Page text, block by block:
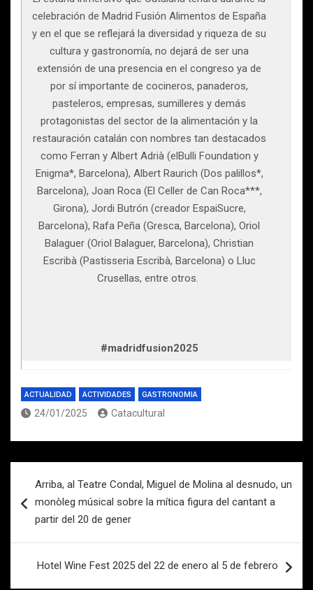
celebración de Madrid Fusión Alimentos de España
y en el que se reflejará la diversidad y riqueza de su
cultura y gastronomía, no dejará de ser una
extensión de una presencia en el congreso ya de
por sí importante de cocineros, panaderos,
pasteleros, empresas, sumilleres y demás
protagonistas del sector de la alimentación y la
restauración catalán con nombres tan destacados
como Ferran y Albert Adrià (elBulli Foundation y
Enigma*, Barcelona), Albert Raurich (Dos palillos*,
Barcelona), Joan Roca (El Celler de Can Roca***,
Girona), Jordi Butrón (creador EspaiSucre,
Barcelona), Rafa Peña (Gresca, Barcelona), Oriol
Balaguer (Oriol Balaguer, Barcelona), Christian
Escribà (Pastisseria Escribà, Barcelona) o Lluc
Crusellas, entre otros.
#madridfusion2025
ACTUALIDAD ACTIVIDADES GASTRONOMIA
24/01/2025 Catacultural
de
entradas
Arriba, al Teatre Condal, Miguel de Molina al desnudo, un
monòleg músical sobre la mítica figura del cantant a
partir del 20 de gener
Hotel Wine Fest 2025 del 22 de enero al 5 de febrero